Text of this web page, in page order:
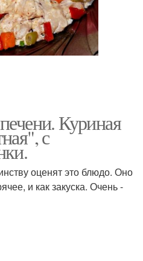
Куриная
с
оценят это блюдо. Оно
и как закуска. Очень -